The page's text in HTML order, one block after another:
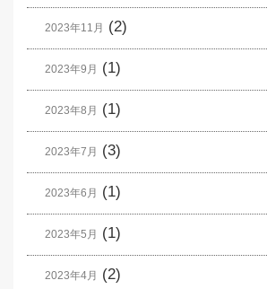
2023年11月 (2)
2023年9月 (1)
2023年8月 (1)
2023年7月 (3)
2023年6月 (1)
2023年5月 (1)
2023年4月 (2)